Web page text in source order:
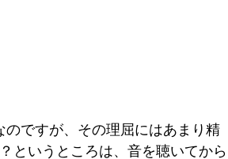
ですが、その理屈にはあまり精
というところは、音を聴いてから